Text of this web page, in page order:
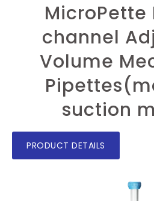
MicroPette
channel
Volume
suction
PRODUCT DETAILS